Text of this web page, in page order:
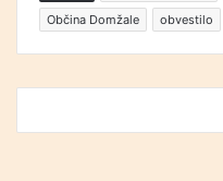
Občina Domžale
obvestilo